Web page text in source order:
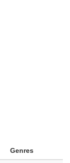
Genres